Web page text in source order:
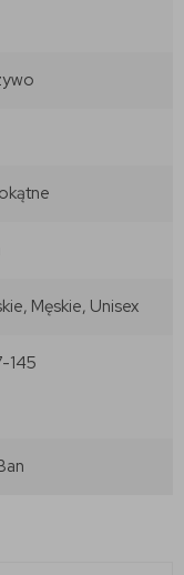
Męskie, Unisex
145